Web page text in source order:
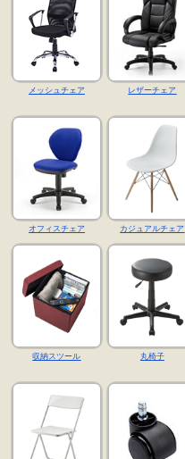
メッシュチェア レザーチェア
オフィスチェア カジュアルチェア
収納スツール 丸椅子